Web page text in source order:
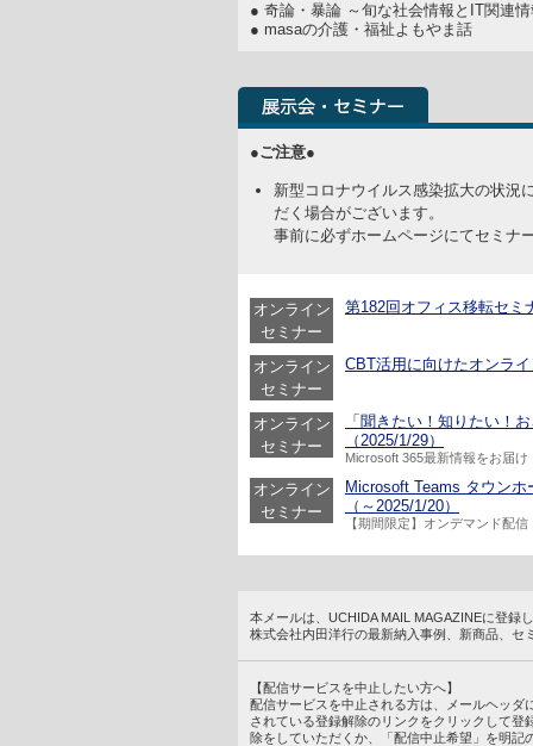
● 奇論・暴論 ～旬な社会情報とIT関連
● masaの介護・福祉よもやま話
●ご注意●
新型コロナウイルス感染拡大の状況
だく場合がございます。
事前に必ずホームページにてセミナ
オンライン
セミナー
第182回オフィス移転セミ
オンライン
セミナー
CBT活用に向けたオンラ
オンライン
セミナー
「聞きたい！知りたい！
（2025/1/29）
Microsoft 365最新情報をお届け
オンライン
セミナー
Microsoft Teams タウン
（～2025/1/20）
【期間限定】オンデマンド配信
本メールは、UCHIDA MAIL MAGAZINEに登録
株式会社内田洋行の最新納入事例、新商品、
【配信サービスを中止したい方へ】
配信サービスを中止される方は、メールヘッダ
されている登録解除のリンクをクリックして登
除をしていただくか、「配信中止希望」を明記